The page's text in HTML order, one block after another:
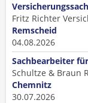
Fritz Richter
Remscheid
04.08.2026
Sachbearbeiter
Schultze & Braun
Chemnitz
30.07.2026